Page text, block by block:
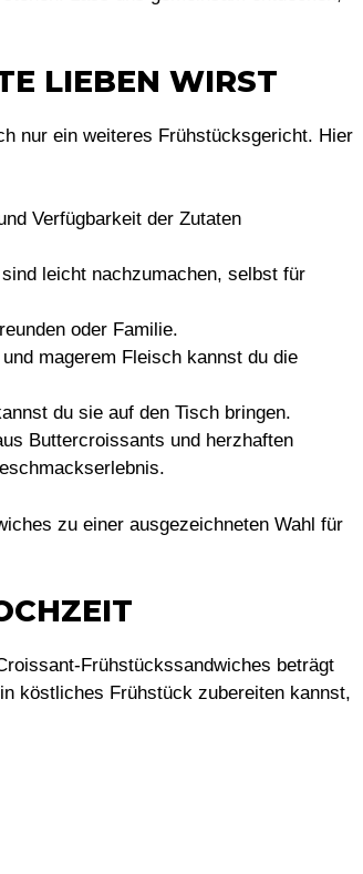
LIEBEN WIRST
nur ein weiteres Frühstücksgericht. Hier
Verfügbarkeit der Zutaten
leicht nachzumachen, selbst für
oder Familie.
magerem Fleisch kannst du die
du sie auf den Tisch bringen.
Buttercroissants und herzhaften
zu einer ausgezeichneten Wahl für
Frühstückssandwiches beträgt
köstliches Frühstück zubereiten kannst,